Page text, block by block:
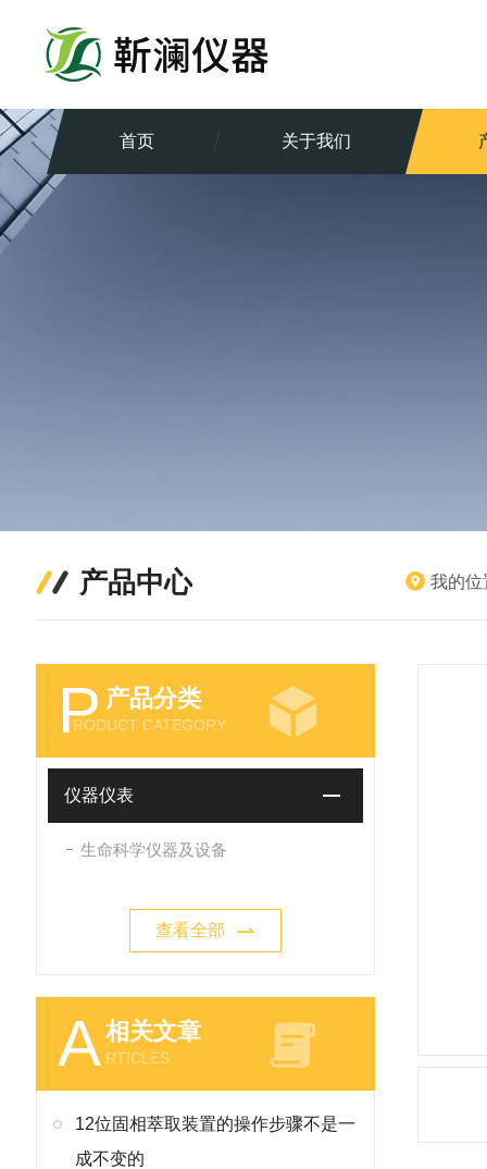
首页 关于我们
产品中心 我的位
P 产品分类
RODUCT CATEGORY
仪器仪表
生命科学仪器及设备
查看全部
A相关文章
RTICLES
12位固相萃取装置的操作步骤不是一
成不变的